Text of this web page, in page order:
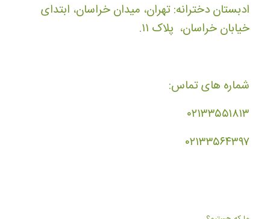
ادبستان دخترانه: تهران، میدان خراسان، ابتدای
خیابان خراسان، پلاک ۱۱.
شماره های تماس:
۰۲۱۳۳۵۵۱۸۱۳
۰۲۱۳۳۵۶۴۳۹۷